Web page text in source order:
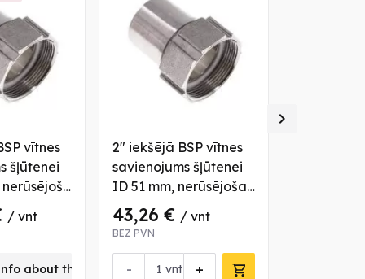
vītnes
šļūtenei
/ vnt
about this product
2" iekšējā BSP vītnes
savienojums šļūtenei
ID 51 mm, nerūsējoša
tērauda
43,26 € / vnt
BEZ PVN
- +
vnt
